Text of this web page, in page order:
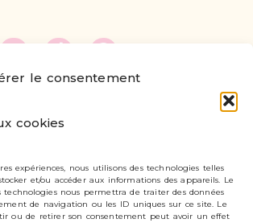
le consentement
cookies
expériences, nous utilisons des technologies telles
et/ou accéder aux informations des appareils. Le
technologies nous permettra de traiter des données
de navigation ou les ID uniques sur ce site. Le
ou de retirer son consentement peut avoir un effet
retours